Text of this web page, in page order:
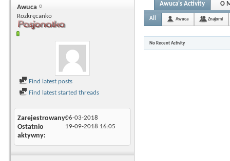
Awuca
Rozkręcanko
Find latest posts
Find latest started threads
Zarejestrowany06-03-2018
Ostatnio
aktywny
19-09-2018 16:05
Awuca's Activity O
All Awuca Znajomi
No Recent Activity